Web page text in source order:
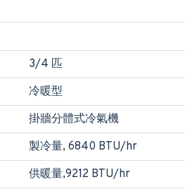
3/4 匹
冷暖型
掛牆分體式冷氣機
製冷量, 6840 BTU/hr
供暖量,9212 BTU/hr